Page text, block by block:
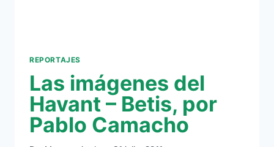
REPORTAJES
Las imágenes del
Havant – Betis, por
Pablo Camacho